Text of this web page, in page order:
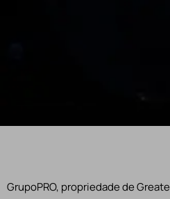
GrupoPRO, propriedade de